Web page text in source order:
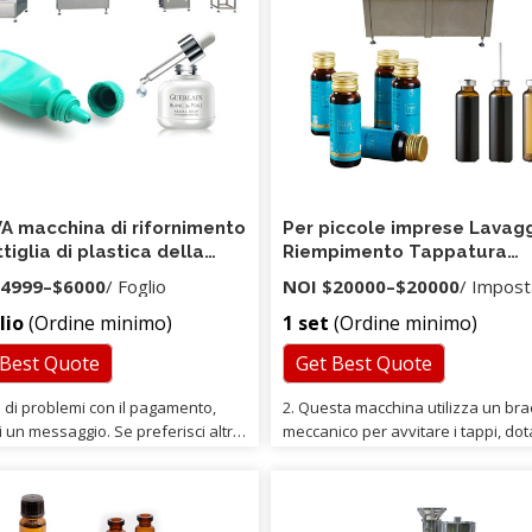
organizzare un ingegnere
per aiutarti. • Durante la garanzia,
possiamo aiutarvi a mantenere la
macchina e gli accessori sono
con un prezzo di costo.
macchina di rifornimento
di plastica della
birra completamente
di prezzi bassi di
–$6000/ Foglio
(Ordine minimo)
Quote
di problemi con il pagamento,
un messaggio. Se preferisci altre
preghiamo di lasciare un
a noi.
Per piccole imprese
Riempimento Tappatura
Bottiglia di plastica Acqua
minerale Macchina per
NOI $20000–$20000/
1 set (Ordine minimo)
Get Best Quote
2. Questa macchina utilizza un
meccanico per avvitare i tappi,
utilizza la pompa a pistone,
differenza del volume di